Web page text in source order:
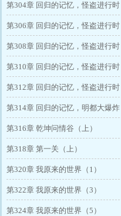
（1）晚上别给老娘军训
第304章 回归的记忆，怪盗进行时
（3）小月你个乌鸦嘴
第306章 回归的记忆，怪盗进行时
（5）这到底是哪个挨千刀定的暗号
啊
第308章 回归的记忆，怪盗进行时
（7）好多稀有金属，可惜对我没用
第310章 回归的记忆，怪盗进行时
（9）不搬空都感觉对不起自己的良
心
第312章 回归的记忆，怪盗进行时
（11）结束
第314章 回归的记忆，明都大爆炸
降临
第316章 乾坤问情谷（上）
第318章 第一关（上）
第320章 我原来的世界（1）
第322章 我原来的世界（3）
第324章 我原来的世界（5）